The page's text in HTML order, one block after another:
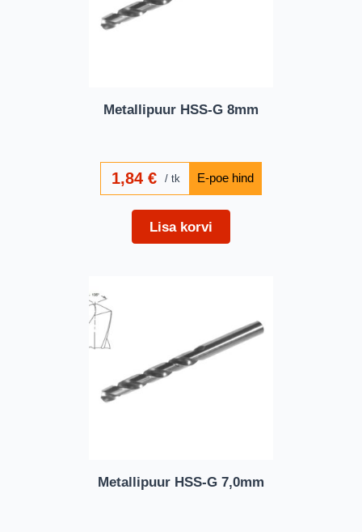
Metallipuur HSS-G 8mm
1,84€ tk
Lisa korvi
Metallipuur HSS-G 7,0mm